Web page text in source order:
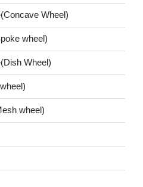
Wheel)
wheel)
Wheel)
wheel)